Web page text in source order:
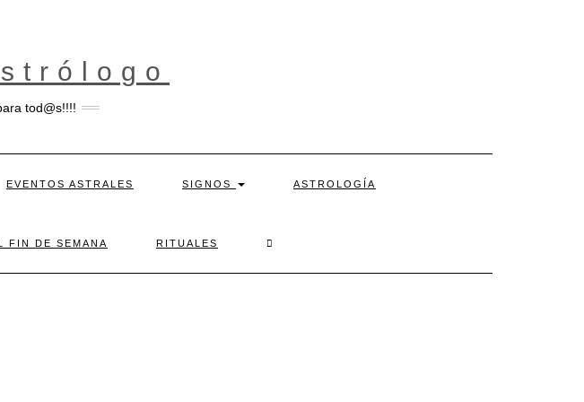
tod@s!!!!
EVENTOS ASTRALES SIGNOS ASTROLOGÍA
FIN DE SEMANA RITUALES